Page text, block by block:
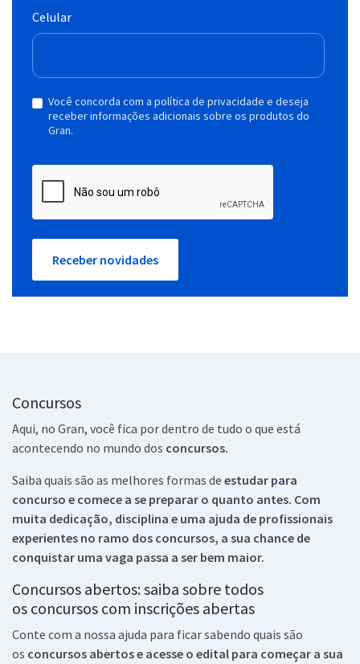
Celular
Você concorda com a política de privacidade e deseja
receber informações adicionais sobre os produtos do
Gran.
Receber novidades
Concursos
Aqui, no Gran, você fica por dentro de tudo o que está
acontecendo no mundo dos concursos.
Saiba quais são as melhores formas de estudar para
concurso e comece a se preparar o quanto antes. Com
muita dedicação, disciplina e uma ajuda de profissionais
experientes no ramo dos concursos, a sua chance de
conquistar uma vaga passa a ser bem maior.
Concursos abertos: saiba sobre todos
os concursos com inscrições abertas
Conte com a nossa ajuda para ficar sabendo quais são
os concursos abertos e acesse o edital para começar a sua